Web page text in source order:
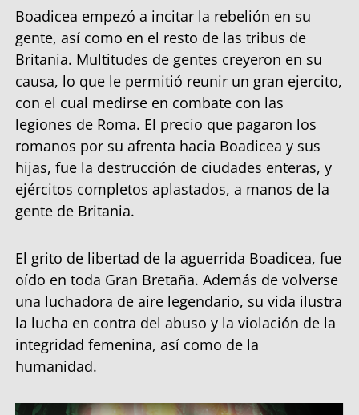
Boadicea empezó a incitar la rebelión en su
gente, así como en el resto de las tribus de
Britania. Multitudes de gentes creyeron en su
causa, lo que le permitió reunir un gran ejercito,
con el cual medirse en combate con las
legiones de Roma. El precio que pagaron los
romanos por su afrenta hacia Boadicea y sus
hijas, fue la destrucción de ciudades enteras, y
ejércitos completos aplastados, a manos de la
gente de Britania.
El grito de libertad de la aguerrida Boadicea, fue
oído en toda Gran Bretaña. Además de volverse
una luchadora de aire legendario, su vida ilustra
la lucha en contra del abuso y la violación de la
integridad femenina, así como de la
humanidad.